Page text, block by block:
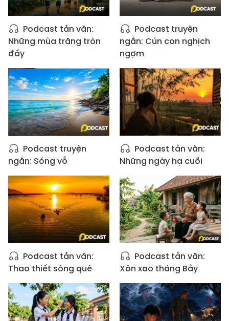
Podcast tản văn:
Những mùa trăng tròn
đầy
Podcast truyện
ngắn: Cún con nghịch
ngợm
Podcast truyện
ngắn: Sóng vỗ
Podcast tản văn:
Những ngày hạ cuối
Podcast tản văn:
Thao thiết sông quê
Podcast tản văn:
Xôn xao tháng Bảy